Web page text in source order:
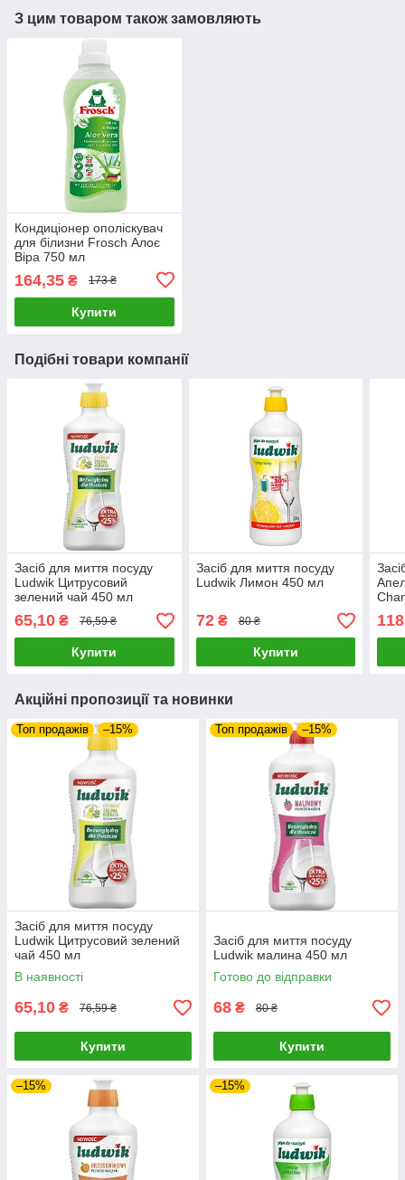
З цим товаром також замовляють
Кондиціонер ополіскувач
для білизни Frosch Алоє
Віра 750 мл
164,35 ₴ 173 ₴
Купити
Подібні товари компанії
Засіб для миття посуду
Ludwik Цитрусовий
зелений чай 450 мл
65,10 ₴ 76,59 ₴
Купити
Засіб для миття посуду
Ludwik Лимон 450 мл
72₴ 80 ₴
Купити
Акційні пропозиції та новинки
Топ продажів –15%
Засіб для миття посуду
Ludwik Цитрусовий зелений
чай 450 мл
В наявності
65,10 ₴ 76,59 ₴
Купити
Топ продажів –15%
Засіб для миття посуду
Ludwik малина 450 мл
Готово до відправки
68 ₴ 80 ₴
Купити
–15% –15%